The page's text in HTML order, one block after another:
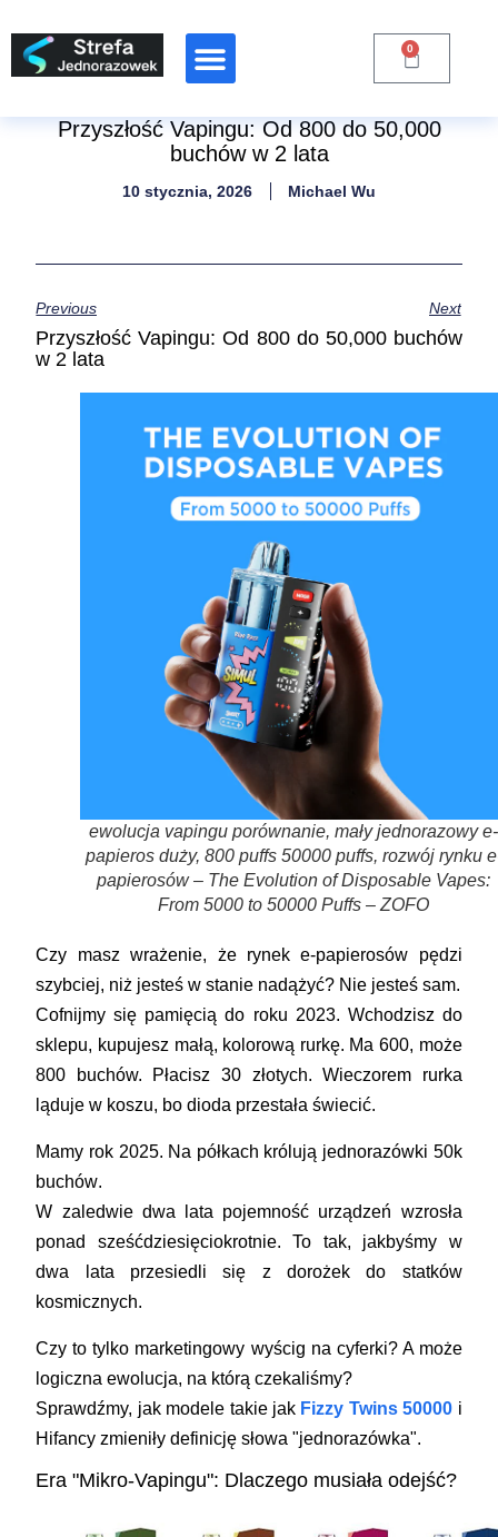
0
Przyszłość Vapingu: Od 800 do 50,000
buchów w 2 lata
10 stycznia, 2026 Michael Wu
Previous Next
Przyszłość Vapingu: Od 800 do 50,000 buchów
w 2 lata
ewolucja vapingu porównanie, mały jednorazowy e-
papieros duży, 800 puffs 50000 puffs, rozwój rynku
papierosów – The Evolution of Disposable Vapes:
From 5000 to 50000 Puffs – ZOFO
Czy masz wrażenie, że rynek e-papierosów pędzi
szybciej, niż jesteś w stanie nadążyć? Nie jesteś sam.
Cofnijmy się pamięcią do roku 2023. Wchodzisz do
sklepu, kupujesz małą, kolorową rurkę. Ma 600, może
800 buchów. Płacisz 30 złotych. Wieczorem rurka
ląduje w koszu, bo dioda przestała świecić.
Mamy rok 2025. Na półkach królują jednorazówki 50k
buchów.
W zaledwie dwa lata pojemność urządzeń wzrosła
ponad sześćdziesięciokrotnie. To tak, jakbyśmy w
dwa lata przesiedli się z dorożek do statków
kosmicznych.
Czy to tylko marketingowy wyścig na cyferki? A może
logiczna ewolucja, na którą czekaliśmy?
Sprawdźmy, jak modele takie jak Fizzy Twins 50000 i
Hifancy zmieniły definicję słowa "jednorazówka".
Era "Mikro-Vapingu": Dlaczego musiała odejść?